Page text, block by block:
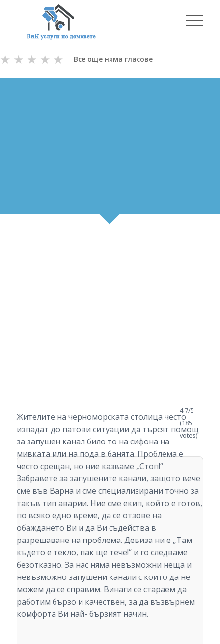
★
★
★
★
★ Все още няма гласове
Жителите на черноморската столица често
изпадат до патови ситуации да търсят помощ
за запушен канал било то на сифона на
мивката или на пода в банята. Проблема е
често срещан, но ние казваме „Стоп!“
Забравете за запушените канали, защото вече
сме във Варна и сме специализирани точно за
такъв тип аварии. Ние сме екип, който е готов,
по всяко едно време, да се отзове на
обаждането Ви и да Ви съдейства в
разрешаване на проблема. Девиза ни е „Там
където е текло, пак ще тече!“ и го следваме
безотказно. За нас няма невъзможни неща и
невъзможно запушени канали с които да не
можем да се справим. Винаги се стараем да
работим бързо и качествен, за да възвърнем
комфорта Ви най- бързият начин.
4.7/5 -
(185
votes)